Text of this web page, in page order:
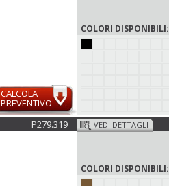
CALCOLA
PREVENTIVO
COLORI DISPONIBILI:
P279.319 VEDI DETTAGLI
COLORI DISPONIBILI: